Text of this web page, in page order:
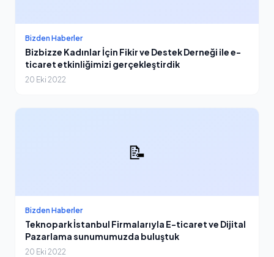
Bizden Haberler
Bizbizze Kadınlar İçin Fikir ve Destek Derneği ile e-
ticaret etkinliğimizi gerçekleştirdik
20 Eki 2022
📝
Bizden Haberler
Teknopark İstanbul Firmalarıyla E-ticaret ve Dijital
Pazarlama sunumumuzda buluştuk
20 Eki 2022